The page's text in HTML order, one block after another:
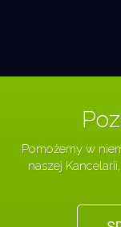
Pomożemy w
naszej